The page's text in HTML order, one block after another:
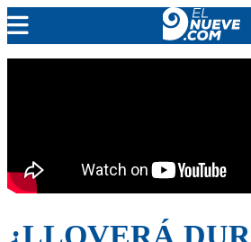
POLICIALES
EN VIVO